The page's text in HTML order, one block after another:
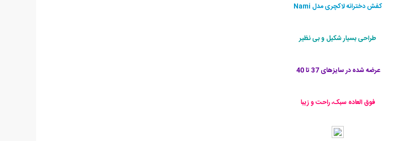
کفش دخترانه لاکچری مدل Nami
طراحی بسیار شکیل و بی نظیر
عرضه شده در سایزهای 37 تا 40
فوق العاده سبک، راحت و زیبا